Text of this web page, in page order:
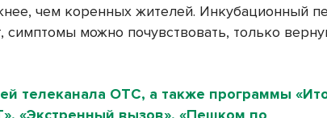
чем коренных жителей. Инкубационный
симптомы можно почувствовать, только
телеканала ОТС, а также программы